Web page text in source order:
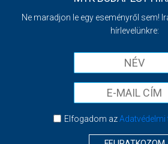
Ne maradjon le egy eseményről sem!
hírlevelünkre:
Elfogadom az